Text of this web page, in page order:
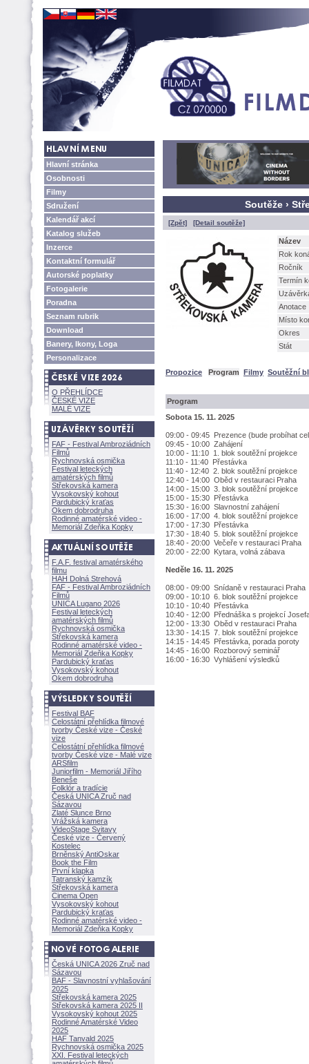
Hlavní stránka
Osobnosti
Filmy
Sdružení
Kalendář akcí
Katalog služeb
Inzerce
Kontaktní formulář
Autorské poplatky
Fotogalerie
Poradna
Seznam rubrik
Download
Banery, Ikony, Loga
Personalizace
O PŘEHLÍDCE
ČESKÉ VIZE
MALÉ VIZE
FAF - Festival Ambroziádních
Filmů
Rychnovská osmička
Festival leteckých
amatérských filmů
Střekovská kamera
Vysokovský kohout
Pardubický kraťas
Okem dobrodruha
Rodinné amatérské video -
Memoriál Zdeňka Kopky
F.A.F. festival amatérského
filmu
HAH Dolná Strehov
FAF - Festival Ambroziádních
Filmů
UNICA Lugano 2026
Festival leteckých
amatérských filmů
Rychnovská osmička
Střekovská kamera
Rodinné amatérské video -
Memoriál Zdeňka Kopky
Pardubický kraťas
Vysokovský kohout
Okem dobrodruha
Festival BAF
Celostátní přehlídka filmové
tvorby České vize - České
vize
Celostátní přehlídka filmové
tvorby České vize - Malé vize
ARSfilm
Juniorfilm - Memoriál Jiřího
Beneše
Folklór a tradície
Česká UNICA Zruč nad
Sázavou
Zlaté Slunce Brno
Vrážská kamera
VideoStage Svitavy
České vize - Červený
Kostelec
Brněnský AntiOskar
Book the Film
První klapka
Tatranský kamzík
Střekovská kamera
Cinema Open
Vysokovský kohout
Pardubický kraťas
Rodinné amatérské video -
Memoriál Zdeňka Kopky
Česká UNICA 2026 Zruč nad
Sázavou
BAF - Slavnostní vyhlašování
2025
Střekovská kamera 2025
Střekovská kamera 2025 II
Vysokovský kohout 2025
Rodinné Amatérské Video
2025
HAF Tanvald 2025
Rychnovská osmička 2025
XXI. Festival leteckých
Soutěže ›
[Zpět] [Detail soutěže]
Název
Rok
Ročník
Termín
Anotace
Místo
Okres
Stát
Propozice Program Filmy Soutěžní
Program
Sobota 15. 11. 2025
09:00 - 09:45 Prezence (bude probíhat
09:45 - 10:00 Zahájení
10:00 - 11:10 1. blok soutěžní projekce
11:10 - 11:40 Přestávka
11:40 - 12:40 2. blok soutěžní projekce
12:40 - 14:00 Oběd v restauraci Praha
14:00 - 15:00 3. blok soutěžní projekce
15:00 - 15:30 Přestávka
15:30 - 16:00 Slavnostní zahájení
16:00 - 17:00 4. blok soutěžní projekce
17:00 - 17:30 Přestávka
17:30 - 18:40 5. blok soutěžní projekce
18:40 - 20:00 Večeře v restauraci Praha
20:00 - 22:00 Kytara, volná zábava
Neděle 16. 11. 2025
08:00 - 09:00 Snídaně v restauraci Praha
09:00 - 10:10 6. blok soutěžní projekce
10:10 - 10:40 Přestávka
10:40 - 12:00 Přednáška s projekcí
12:00 - 13:30 Oběd v restauraci Praha
13:30 - 14:15 7. blok soutěžní projekce
14:15 - 14:45 Přestávka, porada poroty
14:45 - 16:00 Rozborový seminář
16:00 - 16:30 Vyhlášení výsledků